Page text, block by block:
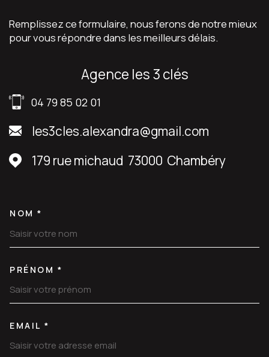
Remplissez ce formulaire, nous ferons de notre mieux
pour vous répondre dans les meilleurs délais.
agence les 3 clés
04 79 85 02 01
les3cles.alexandra@gmail.com
179 rue michaud 73000 Chambéry
NOM *
PRÉNOM *
EMAIL *